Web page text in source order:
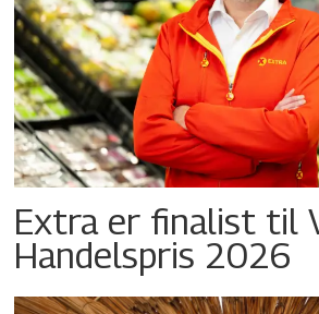
Extra er finalist til
Handelspris 2026